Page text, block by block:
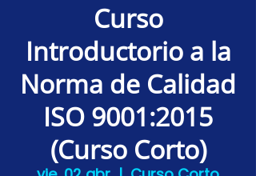
Curso
Introductorio a la
Norma de Calidad
ISO 9001:2015
(Curso Corto)